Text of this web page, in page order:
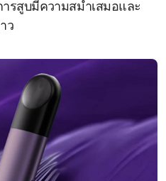
รสูบมีความสม่ำเสมอและ
ว